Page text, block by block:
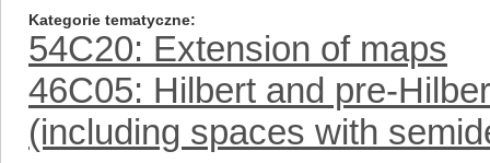
Kategorie tematyczne
54C20: Extension of maps
46C05: Hilbert and pre-
(including spaces with